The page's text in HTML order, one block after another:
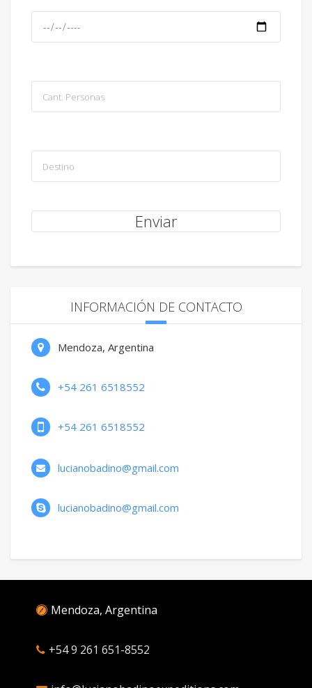
INFORMACIÓN DE CONTACTO
Mendoza, Argentina
+54 261 6518552
+54 261 6518552
lucianobadino@gmail.com
lucianobadino@gmail.com
Mendoza, Argentina
+54 9 261 651-8552